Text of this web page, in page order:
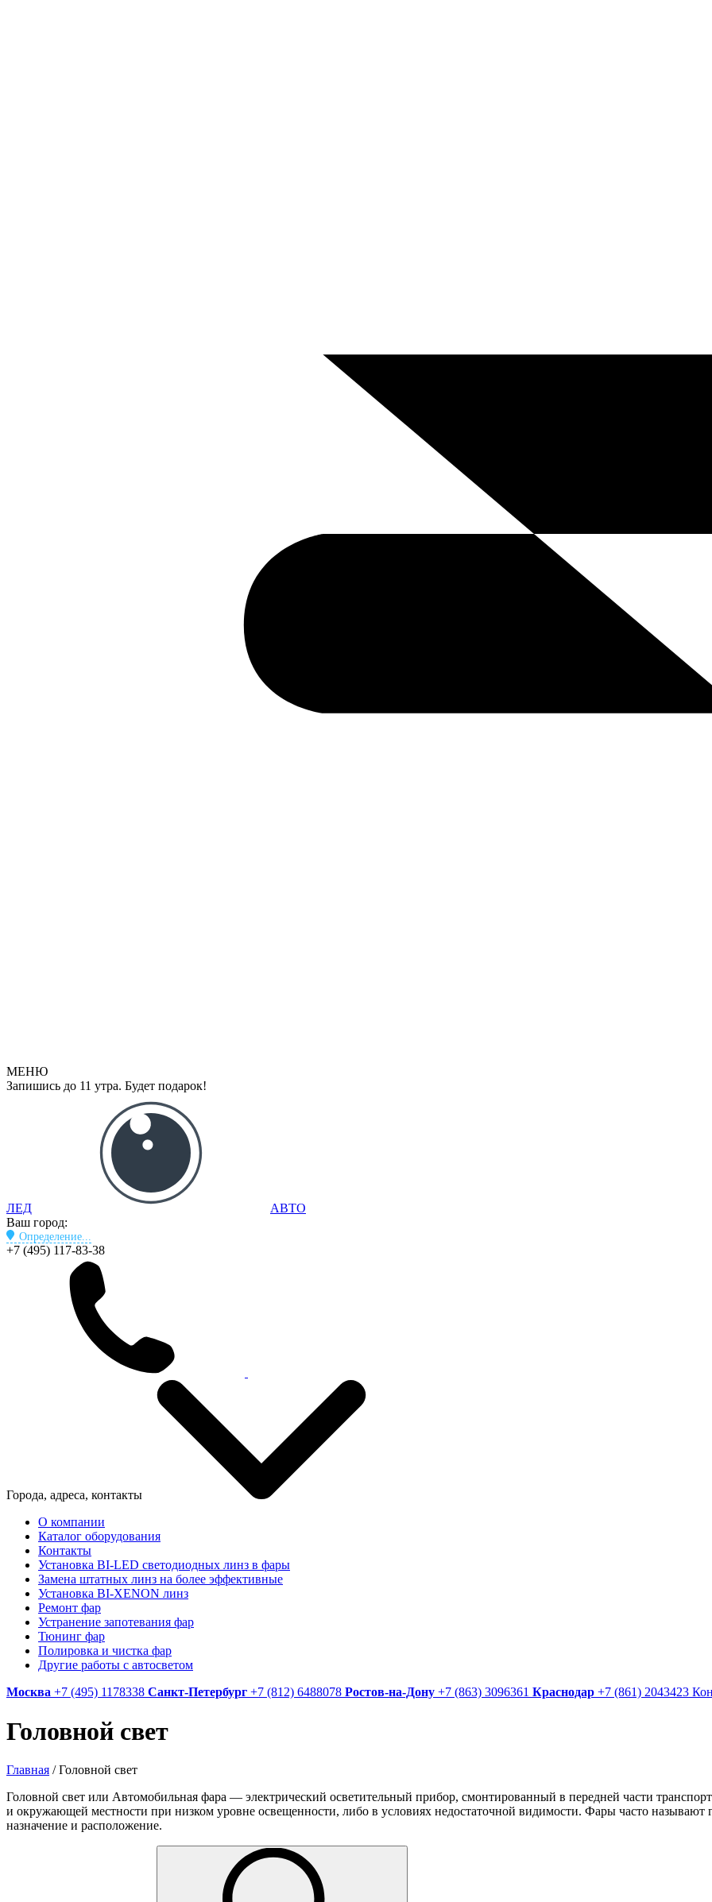
МЕНЮ
Запишись до 11 утра. Будет подарок!
ЛЕД
АВТО
Ваш город:
Определение...
+7 (495) 117-83-38
Города, адреса, контакты
О компании
Каталог оборудования
Контакты
Установка BI-LED светодиодных линз в фары
Замена штатных линз на более эффективные
Установка BI-XENON линз
Ремонт фар
Устранение запотевания фар
Тюнинг фар
Полировка и чистка фар
Другие работы с автосветом
Москва +7 (495) 1178338 Санкт-Петербург +7 (812) 6488078 Ростов-на-Дону +7 (863) 3096361 Краснодар +7 (861) 2043423
Головной свет
Главная / Головной свет
Головной свет или Автомобильная фара — электрический осветительный прибор, смонтированный в передней части
и окружающей местности при низком уровне освещенности, либо в условиях недостаточной видимости. Фары часто
назначение и расположение.